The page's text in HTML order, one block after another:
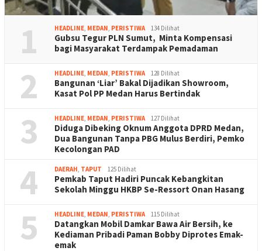
1 HEADLINE, MEDAN, PERISTIWA 134 Dilihat
Gubsu Tegur PLN Sumut, Minta Kompensasi
bagi Masyarakat Terdampak Pemadaman
2 HEADLINE, MEDAN, PERISTIWA 128 Dilihat
Bangunan ‘Liar’ Bakal Dijadikan Showroom,
Kasat Pol PP Medan Harus Bertindak
3 HEADLINE, MEDAN, PERISTIWA 127 Dilihat
Diduga Dibeking Oknum Anggota DPRD Medan,
Dua Bangunan Tanpa PBG Mulus Berdiri, Pemko
Kecolongan PAD
4 DAERAH, TAPUT 125 Dilihat
Pemkab Taput Hadiri Puncak Kebangkitan
Sekolah Minggu HKBP Se-Ressort Onan Hasang
5 HEADLINE, MEDAN, PERISTIWA 115 Dilihat
Datangkan Mobil Damkar Bawa Air Bersih, ke
Kediaman Pribadi Paman Bobby Diprotes Emak-
emak